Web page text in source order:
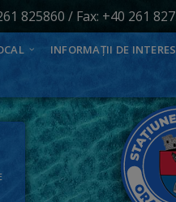
825860 / Fax: +40 261
INFORMAȚII DE